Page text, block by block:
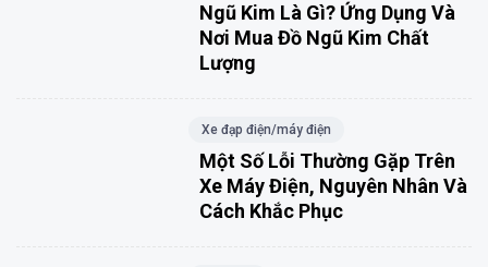
Ngũ Kim Là Gì? Ứng Dụng Và
Nơi Mua Đồ Ngũ Kim Chất
Lượng
Xe đạp điện/máy điện
Một Số Lỗi Thường Gặp Trên
Xe Máy Điện, Nguyên Nhân Và
Cách Khắc Phục